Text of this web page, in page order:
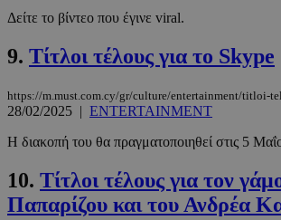
Δείτε το βίντεο που έγινε viral.
9. Τίτλοι τέλους για το Skype
https://m.must.com.cy/gr/culture/entertainment/titloi-
28/02/2025 | ENTERTAINMENT
Η διακοπή του θα πραγματοποιηθεί στις 5
10. Τίτλοι τέλους για τον
Παπαρίζου και του Ανδρέα